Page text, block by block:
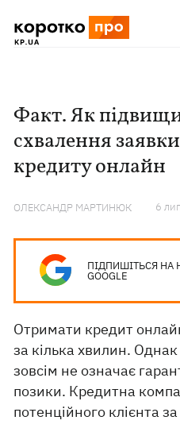
Факт. Як
схвалення
кредиту онлайн
ОЛЕКСАНДР МАРТИНЮК 6
ПІДПИШІТЬСЯ НА
GOOGLE
Отримати кредит
за кілька хвилин.
зовсім не означає
позики. Кредитна
потенційного клієнта